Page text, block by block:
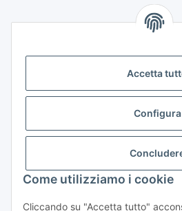
Accetta
Configura
Come utilizziamo i cookie
Cliccando su "Accetta tutto"
Horns24 - Inh. Marcus Leidiger
Stammheimer Str. 26